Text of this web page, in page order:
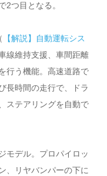
2つ目となる。
【解説】自動運転シス
線維持支援、車間距離
行う機能。高速道路で
長時間の走行で、ドラ
ステアリングを自動で
モデル。プロパイロッ
、リヤバンパーの下に